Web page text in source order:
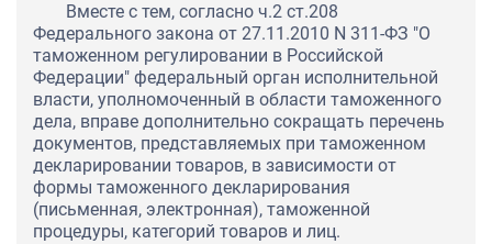
Вместе с тем, согласно ч.2 ст.208
Федерального закона от 27.11.2010 N 311-ФЗ "О
таможенном регулировании в Российской
Федерации" федеральный орган исполнительной
власти, уполномоченный в области таможенного
дела, вправе дополнительно сокращать перечень
документов, представляемых при таможенном
декларировании товаров, в зависимости от
формы таможенного декларирования
(письменная, электронная), таможенной
процедуры, категорий товаров и лиц.